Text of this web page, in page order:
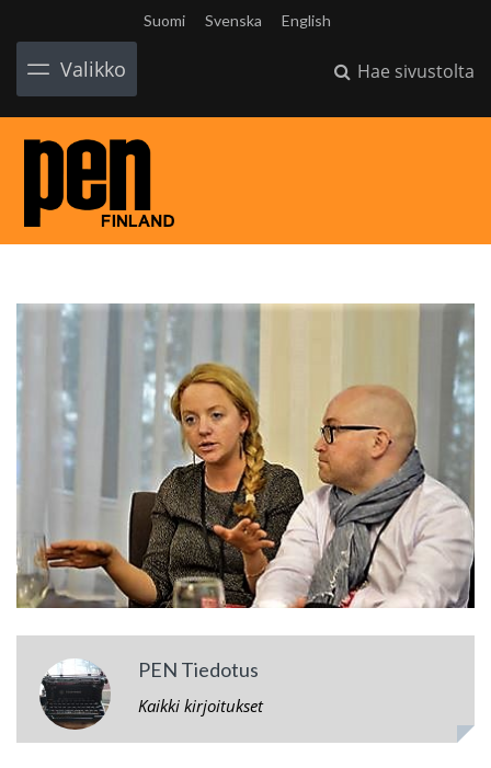
Suomi Svenska English
Valikko Hae sivustolta
PEN Tiedotus
Kaikki kirjoitukset